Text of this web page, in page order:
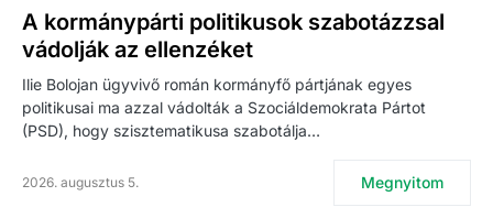
A kormánypárti politikusok szabotázzsal
vádolják az ellenzéket
Ilie Bolojan ügyvivő román kormányfő pártjának egyes
politikusai ma azzal vádolták a Szociáldemokrata Pártot
(PSD), hogy szisztematikusa szabotálja…
2026. augusztus 5. Megnyitom